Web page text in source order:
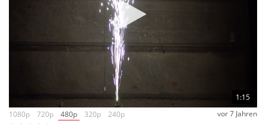
1:15
1080p
720p 480p 320p 240p vor 7 Jahren